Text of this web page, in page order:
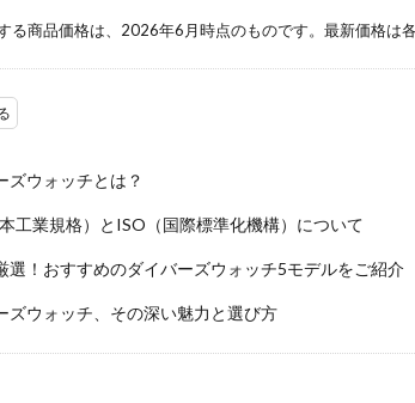
る商品価格は、2026年6月時点のものです。最新価格は
ズウォッチとは？
工業規格）とISO（国際標準化機構）について
選！おすすめのダイバーズウォッチ5モデルをご紹介
ズウォッチ、その深い魅力と選び方